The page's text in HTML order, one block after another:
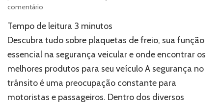
comentário
de
freio:
o
que
serve
e
onde
Tempo de leitura 3 minutos
Descubra tudo sobre plaquetas de freio, sua função
essencial na segurança veicular e onde encontrar os
melhores produtos para seu veículo A segurança no
trânsito é uma preocupação constante para
motoristas e passageiros. Dentro dos diversos